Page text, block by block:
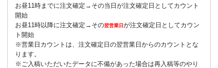
お昼11時までに注文確定→その当日が注文確定日としてカウント
開始
お昼11時以降に注文確定→その翌営業日が注文確定日としてカウン
ト開始
※営業日カウントは、注文確定日の翌営業日からのカウントとな
ります。
※ご入稿いただいたデータに不備があった場合は再入稿等のやり